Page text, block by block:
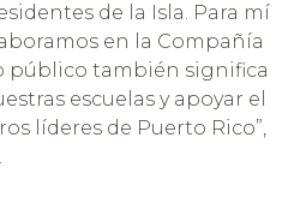
de la Isla. Para mí
en la Compañía
público también significa
escuelas y apoyar el
líderes de Puerto Rico”,